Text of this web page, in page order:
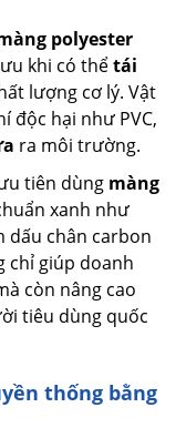
polyester
khi có thểtái
lượng cơ lý. Vật
độc hại như PVC,
ra môi trường.
tiên dùng màng
xanh như
dấu chân carbon
chỉ giúp doanh
còn nâng cao
tiêu dùng quốc
thống bằng